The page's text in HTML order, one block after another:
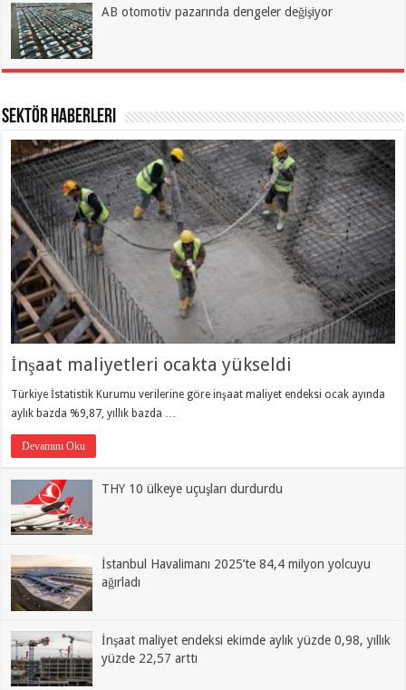
AB otomotiv pazarında dengeler değişiyor
Sektör Haberleri
İnşaat maliyetleri ocakta yükseldi
Türkiye İstatistik Kurumu verilerine göre inşaat maliyet endeksi ocak ayında
aylık bazda %9,87, yıllık bazda …
Devamını Oku
THY 10 ülkeye uçuşları durdurdu
İstanbul Havalimanı 2025’te 84,4 milyon yolcuyu
ağırladı
İnşaat maliyet endeksi ekimde aylık yüzde 0,98, yıllık
yüzde 22,57 arttı